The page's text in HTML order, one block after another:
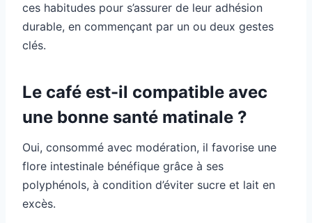
ces habitudes pour s’assurer de leur adhésion
durable, en commençant par un ou deux gestes
clés.
Le café est-il compatible avec
une bonne santé matinale ?
Oui, consommé avec modération, il favorise une
flore intestinale bénéfique grâce à ses
polyphénols, à condition d’éviter sucre et lait en
excès.